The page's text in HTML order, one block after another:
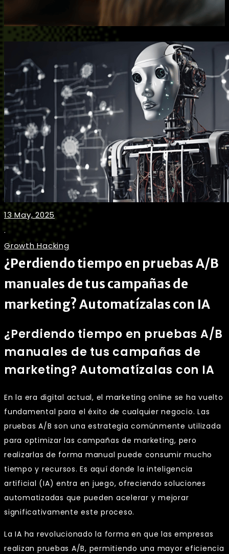
13 May, 2025
.
Growth Hacking
¿Perdiendo tiempo en pruebas A/B
manuales de tus campañas de
marketing? Automatízalas con IA
¿Perdiendo tiempo en pruebas A/B
manuales de tus campañas de
marketing? Automatízalas con IA
En la era digital actual, el marketing online se ha vuelto
fundamental para el éxito de cualquier negocio. Las
pruebas A/B son una estrategia comúnmente utilizada
para optimizar las campañas de marketing, pero
realizarlas de forma manual puede consumir mucho
tiempo y recursos. Es aquí donde la inteligencia
artificial (IA) entra en juego, ofreciendo soluciones
automatizadas que pueden acelerar y mejorar
significativamente este proceso.
La IA ha revolucionado la forma en que las empresas
realizan pruebas A/B, permitiendo una mayor eficiencia